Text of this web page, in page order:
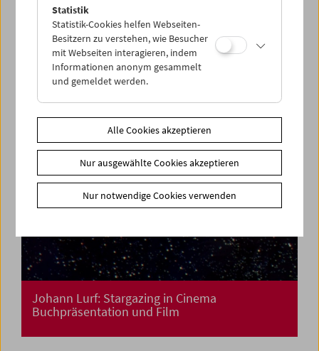
Premiere: Peter Nestler
Johann Lurf: Stargazing in Cinema
Buchpräsentation und Film
Statistik
Statistik-Cookies helfen Webseiten-
Besitzern zu verstehen, wie Besucher
mit Webseiten interagieren, indem
Informationen anonym gesammelt
und gemeldet werden.
Alle Cookies akzeptieren
Nur ausgewählte Cookies akzeptieren
Nur notwendige Cookies verwenden